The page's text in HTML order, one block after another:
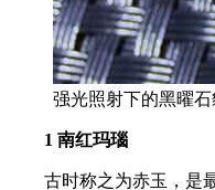
强光照射下的黑曜
1 南红玛瑙
古时称之为赤玉，是最